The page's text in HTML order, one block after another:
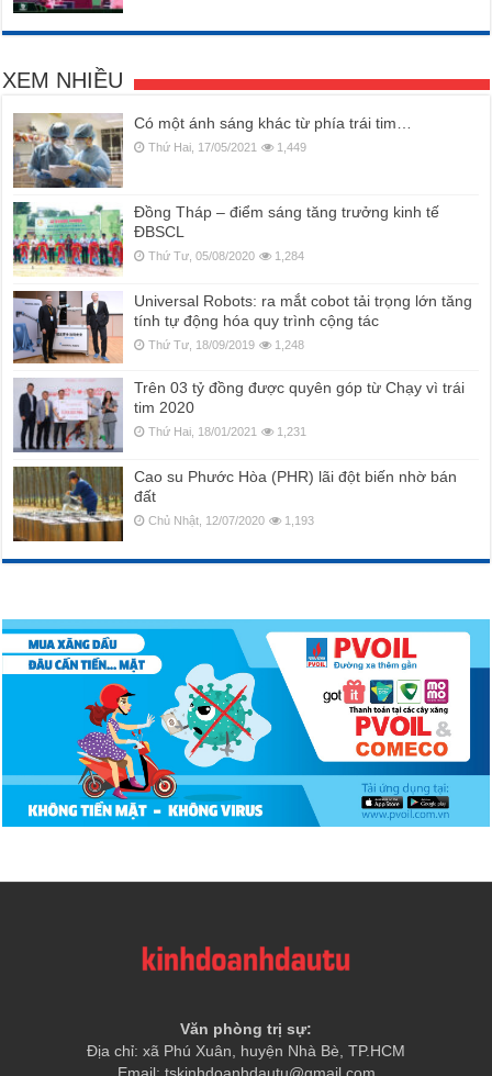
XEM NHIỀU
Có một ánh sáng khác từ phía trái tim…
Thứ Hai, 17/05/2021 1,449
Đồng Tháp – điểm sáng tăng trưởng kinh tế
ĐBSCL
Thứ Tư, 05/08/2020 1,284
Universal Robots: ra mắt cobot tải trọng lớn tăng
tính tự động hóa quy trình cộng tác
Thứ Tư, 18/09/2019 1,248
Trên 03 tỷ đồng được quyên góp từ Chạy vì trái
tim 2020
Thứ Hai, 18/01/2021 1,231
Cao su Phước Hòa (PHR) lãi đột biến nhờ bán
đất
Chủ Nhật, 12/07/2020 1,193
Văn phòng trị sự:
Địa chỉ: xã Phú Xuân, huyện Nhà Bè, TP.HCM
Email: tskinhdoanhdautu@gmail.com